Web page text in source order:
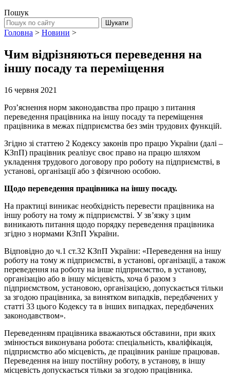
Пошук
Головна > Новини >
Чим відрізняються переведення на
іншу посаду та переміщення
16 червня 2021
Роз’яснення норм законодавства про працю з питання
переведення працівника на іншу посаду та переміщення
працівника в межах підприємства без змін трудових функцій.
Згідно зі статтею 2 Кодексу законів про працю України (далі –
КЗпП) працівник реалізує своє право на працю шляхом
укладення трудового договору про роботу на підприємстві, в
установі, організації або з фізичною особою.
Щодо переведення працівника на іншу посаду.
На практиці виникає необхідність перевести працівника на
іншу роботу на тому ж підприємстві. У зв’язку з цим
виникають питання щодо порядку переведення працівника
згідно з нормами КЗпП України.
Відповідно до ч.1 ст.32 КЗпП України: «Переведення на іншу
роботу на тому ж підприємстві, в установі, організації, а також
переведення на роботу на інше підприємство, в установу,
організацію або в іншу місцевість, хоча б разом з
підприємством, установою, організацією, допускається тільки
за згодою працівника, за винятком випадків, передбачених у
статті 33 цього Кодексу та в інших випадках, передбачених
законодавством».
Переведенням працівника вважаються обставини, при яких
змінюється виконувана робота: спеціальність, кваліфікація,
підприємство або місцевість, де працівник раніше працював.
Переведення на іншу постійну роботу, в установу, в іншу
місцевість допускається тільки за згодою працівника.